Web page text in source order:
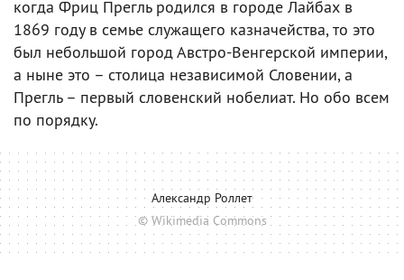
когда Фриц Прегль родился в городе Лайбах в
1869 году в семье служащего казначейства, то это
был небольшой город Австро-Венгерской империи,
а ныне это – столица независимой Словении, а
Прегль – первый словенский нобелиат. Но обо всем
по порядку.
Александр Роллет
© Wikimedia Commons